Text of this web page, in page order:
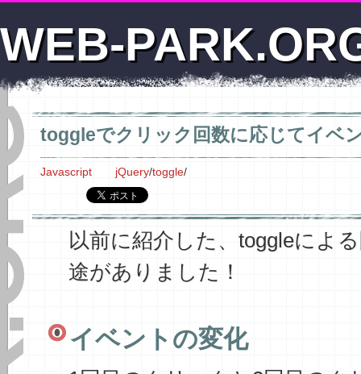
WEB-
toggleでクリック回数に応じてイベ
Javascript jQuery/toggle/
以前に紹介した、toggleによ
途がありました！
イベントの変化